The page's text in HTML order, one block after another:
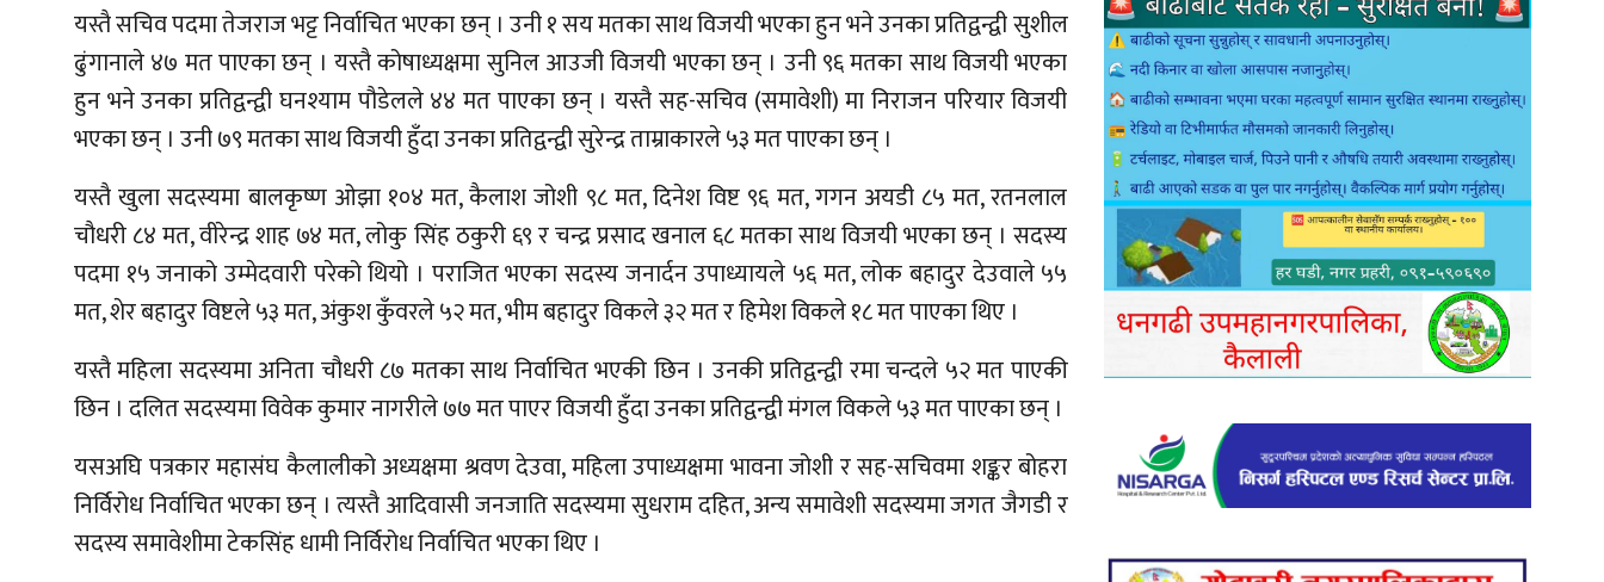
यस्तै सचिव पदमा तेजराज भट्ट निर्वाचित भएका छन् । उनी १ सय मतका साथ विजयी भएका हुन भने उनका प्रतिद्वन्द्वी सुशील
ढुंगानाले ४७ मत पाएका छन् । यस्तै कोषाध्यक्षमा सुनिल आउजी विजयी भएका छन् । उनी ९६ मतका साथ विजयी भएका
हुन भने उनका प्रतिद्वन्द्वी घनश्याम पौडेलले ४४ मत पाएका छन् । यस्तै सह-सचिव (समावेशी) मा निराजन परियार विजयी
भएका छन् । उनी ७९ मतका साथ विजयी हुँदा उनका प्रतिद्वन्द्वी सुरेन्द्र ताम्राकारले ५३ मत पाएका छन् ।
यस्तै खुला सदस्यमा बालकृष्ण ओझा १०४ मत, कैलाश जोशी ९८ मत, दिनेश विष्ट ९६ मत, गगन अयडी ८५ मत, रतनलाल
चौधरी ८४ मत, वीरेन्द्र शाह ७४ मत, लोकु सिंह ठकुरी ६९ र चन्द्र प्रसाद खनाल ६८ मतका साथ विजयी भएका छन् । सदस्य
पदमा १५ जनाको उम्मेदवारी परेको थियो । पराजित भएका सदस्य जनार्दन उपाध्यायले ५६ मत, लोक बहादुर देउवाले ५५
मत, शेर बहादुर विष्टले ५३ मत, अंकुश कुँवरले ५२ मत, भीम बहादुर विकले ३२ मत र हिमेश विकले १८ मत पाएका थिए ।
यस्तै महिला सदस्यमा अनिता चौधरी ८७ मतका साथ निर्वाचित भएकी छिन । उनकी प्रतिद्वन्द्वी रमा चन्दले ५२ मत पाएकी
छिन । दलित सदस्यमा विवेक कुमार नागरीले ७७ मत पाएर विजयी हुँदा उनका प्रतिद्वन्द्वी मंगल विकले ५३ मत पाएका छन् ।
यसअघि पत्रकार महासंघ कैलालीको अध्यक्षमा श्रवण देउवा, महिला उपाध्यक्षमा भावना जोशी र सह-सचिवमा शङ्कर बोहरा
निर्विरोध निर्वाचित भएका छन् । त्यस्तै आदिवासी जनजाति सदस्यमा सुधराम दहित, अन्य समावेशी सदस्यमा जगत जैगडी र
सदस्य समावेशीमा टेकसिंह धामी निर्विरोध निर्वाचित भएका थिए ।